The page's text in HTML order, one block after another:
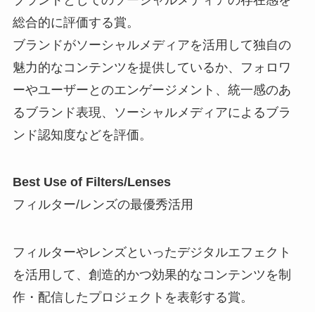
総合的に評価する賞。
ブランドがソーシャルメディアを活用して独自の
魅力的なコンテンツを提供しているか、フォロワ
ーやユーザーとのエンゲージメント、統一感のあ
るブランド表現、ソーシャルメディアによるブラ
ンド認知度などを評価。
Best Use of Filters/Lenses
フィルター/レンズの最優秀活用
フィルターやレンズといったデジタルエフェクト
を活用して、創造的かつ効果的なコンテンツを制
作・配信したプロジェクトを表彰する賞。